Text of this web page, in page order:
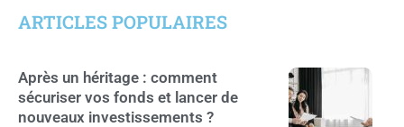
ARTICLES POPULAIRES
Après un héritage : comment
sécuriser vos fonds et lancer de
nouveaux investissements ?